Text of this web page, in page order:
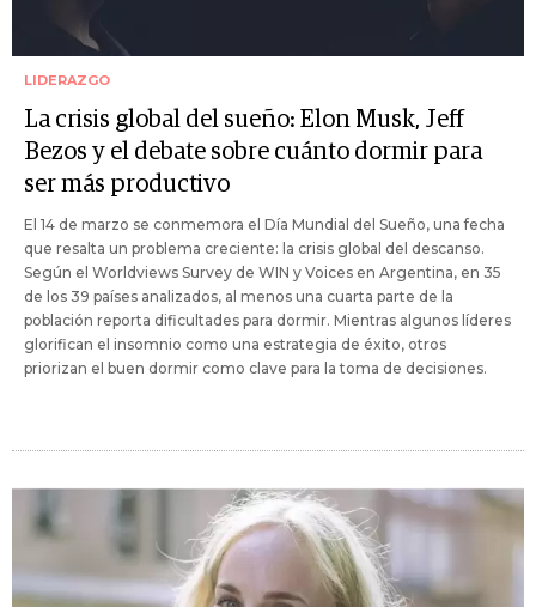
LIDERAZGO
La crisis global del sueño: Elon Musk, Jeff
Bezos y el debate sobre cuánto dormir para
ser más productivo
El 14 de marzo se conmemora el Día Mundial del Sueño, una fecha
que resalta un problema creciente: la crisis global del descanso.
Según el Worldviews Survey de WIN y Voices en Argentina, en 35
de los 39 países analizados, al menos una cuarta parte de la
población reporta dificultades para dormir. Mientras algunos líderes
glorifican el insomnio como una estrategia de éxito, otros
priorizan el buen dormir como clave para la toma de decisiones.